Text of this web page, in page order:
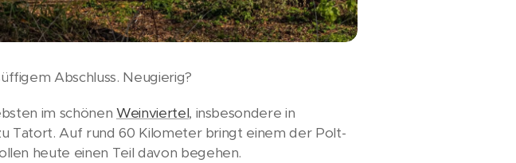
Abschluss. Neugierig?
im schönen Weinviertel, insbesondere in
Tatort. Auf rund 60 Kilometer bringt einem der Polt-
heute einen Teil davon begehen.